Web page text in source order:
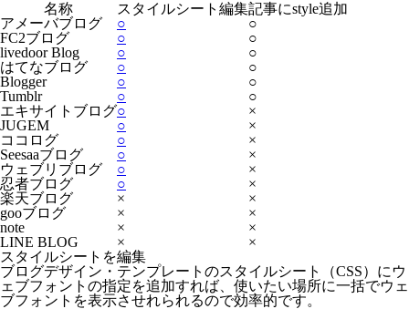
名称
スタイルシート編集記事にstyle追加
アメーバブログ
○
○
FC2ブログ
○
○
livedoor Blog
○
○
はてなブログ
○
○
Blogger
○
○
Tumblr
○
○
エキサイトブログ○
×
JUGEM
○
×
ココログ
○
×
Seesaaブログ
○
×
ウェブリブログ
○
×
忍者ブログ
○
×
楽天ブログ
×
×
gooブログ
×
×
note
×
×
LINE BLOG
×
×
スタイルシートを編集
ブログデザイン・テンプレートのスタイルシート（CSS）にウ
ェブフォントの指定を追加すれば、使いたい場所に一括でウェ
ブフォントを表示させれられるので効率的です。